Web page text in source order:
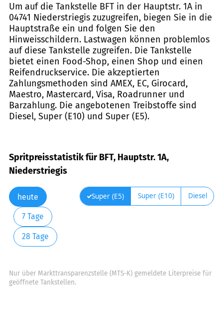
Um auf die Tankstelle BFT in der Hauptstr. 1A in
04741 Niederstriegis zuzugreifen, biegen Sie in die
Hauptstraße ein und folgen Sie den
Hinweisschildern. Lastwagen können problemlos
auf diese Tankstelle zugreifen. Die Tankstelle
bietet einen Food-Shop, einen Shop und einen
Reifendruckservice. Die akzeptierten
Zahlungsmethoden sind AMEX, EC, Girocard,
Maestro, Mastercard, Visa, Roadrunner und
Barzahlung. Die angebotenen Treibstoffe sind
Diesel, Super (E10) und Super (E5).
Spritpreisstatistik für BFT, Hauptstr. 1A,
Niederstriegis
heute
7 Tage
28 Tage
Super (E5) Super (E10) Diesel
Nur über Markttransparenzstelle (MTS-K) gemeldete Literpreise für
geöffnete Tankstellen.